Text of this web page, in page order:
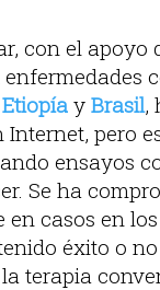
con el apoyo
Etiopía y Brasil,
pero
ensayos
Se ha
en casos en
éxito o
terapia